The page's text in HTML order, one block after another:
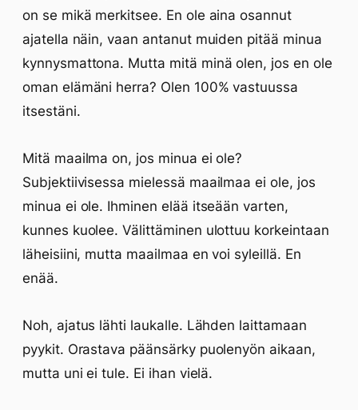
on se mikä merkitsee. En ole aina osannut
ajatella näin, vaan antanut muiden pitää minua
kynnysmattona. Mutta mitä minä olen, jos en ole
oman elämäni herra? Olen 100% vastuussa
itsestäni.
Mitä maailma on, jos minua ei ole?
Subjektiivisessa mielessä maailmaa ei ole, jos
minua ei ole. Ihminen elää itseään varten,
kunnes kuolee. Välittäminen ulottuu korkeintaan
läheisiini, mutta maailmaa en voi syleillä. En
enää.
Noh, ajatus lähti laukalle. Lähden laittamaan
pyykit. Orastava päänsärky puolenyön aikaan,
mutta uni ei tule. Ei ihan vielä.